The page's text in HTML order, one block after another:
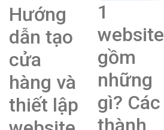
Hướng
dẫn tạo
cửa
hàng và
thiết lập
1
website
gồm
những
gì? Các